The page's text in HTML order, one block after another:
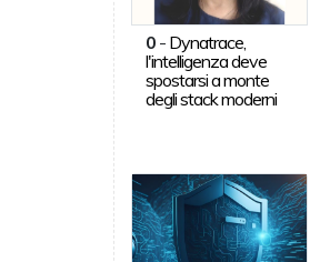
0- Dynatrace,
l'intelligenza deve
spostarsi a monte
degli stack moderni